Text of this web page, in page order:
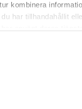
kombinera
har tillhandahållit